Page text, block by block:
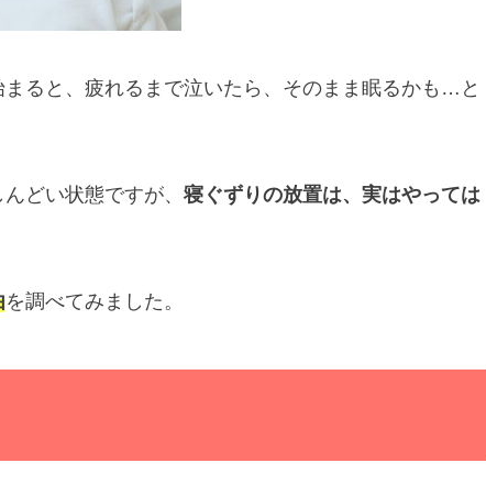
ると、疲れるまで泣いたら、そのまま眠るかも…と
どい状態ですが、 寝ぐずりの放置は、実はやっては
を調べてみました。